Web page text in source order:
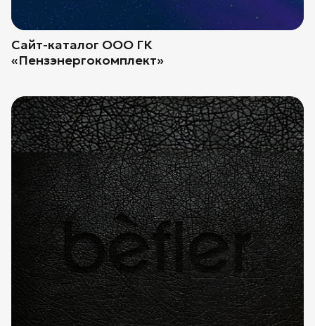
Сайт-каталог ООО ГК
«Пензэнергокомплект»